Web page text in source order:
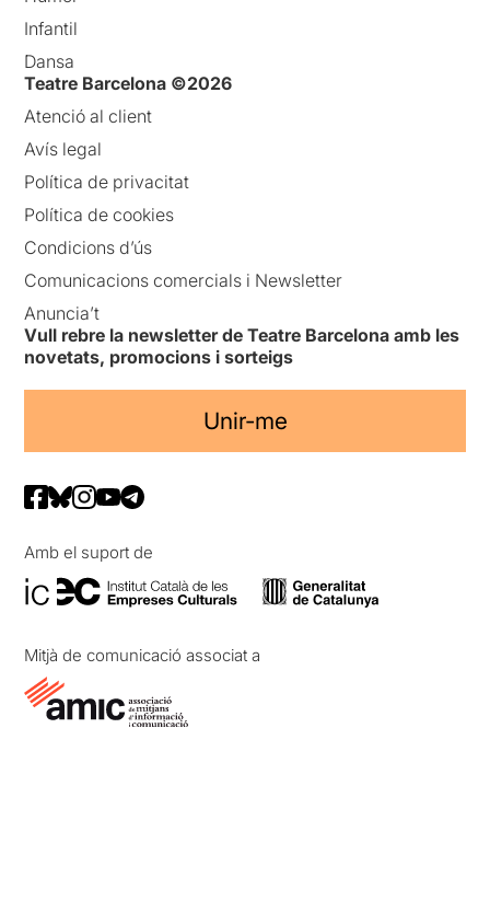
Infantil
Dansa
Teatre Barcelona ©2026
Atenció al client
Avís legal
Política de privacitat
Política de cookies
Condicions d’ús
Comunicacions comercials i Newsletter
Anuncia’t
Vull rebre la newsletter de Teatre Barcelona amb les
novetats, promocions i sorteigs
Unir-me
Amb el suport de
Mitjà de comunicació associat a